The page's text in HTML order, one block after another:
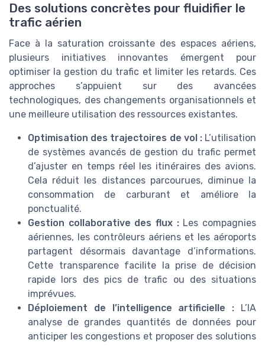
Des solutions concrètes pour fluidifier le
trafic aérien
Face à la saturation croissante des espaces aériens,
plusieurs initiatives innovantes émergent pour
optimiser la gestion du trafic et limiter les retards. Ces
approches s’appuient sur des avancées
technologiques, des changements organisationnels et
une meilleure utilisation des ressources existantes.
Optimisation des trajectoires de vol :L’utilisation
de systèmes avancés de gestion du trafic permet
d’ajuster en temps réel les itinéraires des avions.
Cela réduit les distances parcourues, diminue la
consommation de carburant et améliore la
ponctualité.
Gestion collaborative des flux :Les compagnies
aériennes, les contrôleurs aériens et les aéroports
partagent désormais davantage d’informations.
Cette transparence facilite la prise de décision
rapide lors des pics de trafic ou des situations
imprévues.
Déploiement de l’intelligence artificielle : L’IA
analyse de grandes quantités de données pour
anticiper les congestions et proposer des solutions